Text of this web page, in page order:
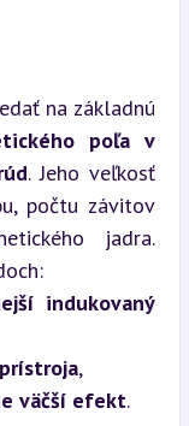
na základnú
poľa v
. Jeho veľkosť
počtu závitov
jadra.
indukovaný
,
väčší efekt.